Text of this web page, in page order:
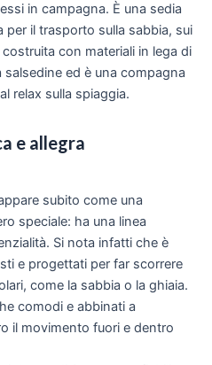
in campagna. È una sedia
il trasporto sulla sabbia, sui
costruita con materiali in lega di
ed è una compagna
relax sulla spiaggia.
e allegra
subito come una
speciale: ha una linea
Si nota infatti che è
e progettati per far scorrere
come la sabbia o la ghiaia.
comodi e abbinati a
il movimento fuori e dentro